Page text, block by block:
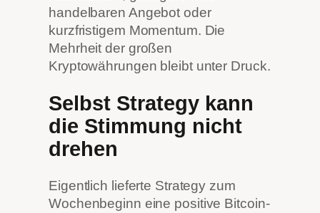
handelbaren Angebot oder
kurzfristigem Momentum. Die
Mehrheit der großen
Kryptowährungen bleibt unter Druck.
Selbst Strategy kann
die Stimmung nicht
drehen
Eigentlich lieferte Strategy zum
Wochenbeginn eine positive Bitcoin-